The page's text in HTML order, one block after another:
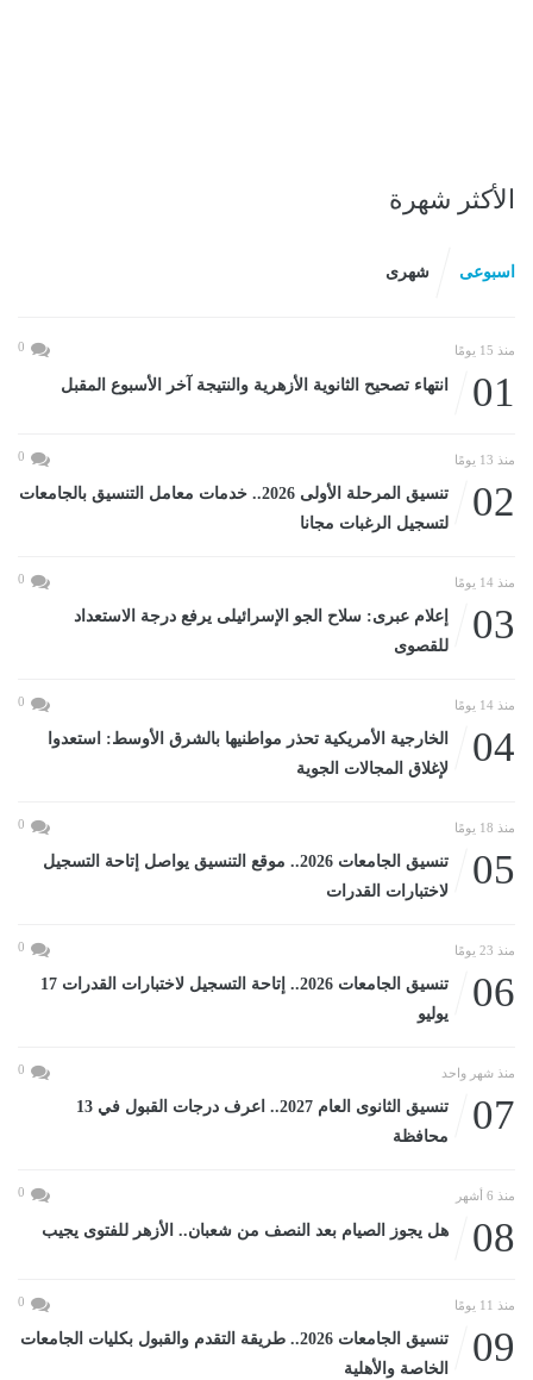
الأكثر شهرة
اسبوعى شهرى
منذ 15 يومًا 0
01 انتهاء تصحيح الثانوية الأزهرية والنتيجة آخر الأسبوع المقبل
منذ 13 يومًا 0
02
تنسيق المرحلة الأولى 2026.. خدمات معامل التنسيق بالجامعات
لتسجيل الرغبات مجانا
منذ 14 يومًا 0
03
إعلام عبرى: سلاح الجو الإسرائيلى يرفع درجة الاستعداد
للقصوى
منذ 14 يومًا 0
04
الخارجية الأمريكية تحذر مواطنيها بالشرق الأوسط: استعدوا
لإغلاق المجالات الجوية
منذ 18 يومًا 0
05
تنسيق الجامعات 2026.. موقع التنسيق يواصل إتاحة التسجيل
لاختبارات القدرات
منذ 23 يومًا 0
06
تنسيق الجامعات 2026.. إتاحة التسجيل لاختبارات القدرات 17
يوليو
منذ شهر واحد 0
07
تنسيق الثانوى العام 2027.. اعرف درجات القبول في 13
محافظة
منذ 6 أشهر 0
08 هل يجوز الصيام بعد النصف من شعبان.. الأزهر للفتوى يجيب
منذ 11 يومًا 0
09
تنسيق الجامعات 2026.. طريقة التقدم والقبول بكليات الجامعات
الخاصة والأهلية